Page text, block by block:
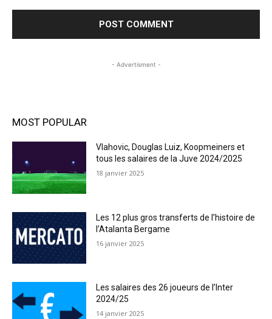
- Advertisment -
MOST POPULAR
Vlahovic, Douglas Luiz, Koopmeiners et
tous les salaires de la Juve 2024/2025
18 janvier 2025
Les 12 plus gros transferts de l’histoire de
l’Atalanta Bergame
16 janvier 2025
Les salaires des 26 joueurs de l’Inter
2024/25
14 janvier 2025